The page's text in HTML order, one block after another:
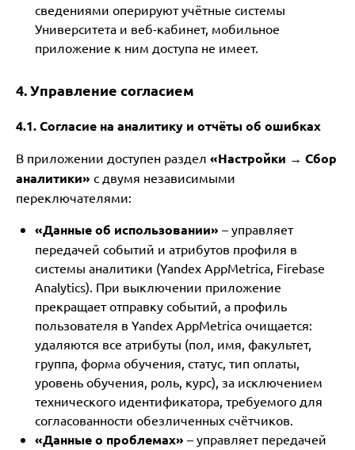
сведениями оперируют учётные системы
Университета и веб-кабинет, мобильное
приложение к ним доступа не имеет.
4. Управление согласием
4.1. Согласие на аналитику и отчёты об ошибках
В приложении доступен раздел «Настройки → Сбор
аналитики» с двумя независимыми
переключателями:
«Данные об использовании» – управляет
передачей событий и атрибутов профиля в
системы аналитики (Yandex AppMetrica, Firebase
Analytics). При выключении приложение
прекращает отправку событий, а профиль
пользователя в Yandex AppMetrica очищается:
удаляются все атрибуты (пол, имя, факультет,
группа, форма обучения, статус, тип оплаты,
уровень обучения, роль, курс), за исключением
технического идентификатора, требуемого для
согласованности обезличенных счётчиков.
«Данные о проблемах» – управляет передачей